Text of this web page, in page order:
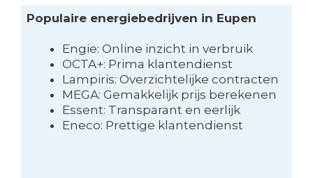
Populaire energiebedrijven in Eupen
Engie: Online inzicht in verbruik
OCTA+: Prima klantendienst
Lampiris: Overzichtelijke contracten
MEGA: Gemakkelijk prijs berekenen
Essent: Transparant en eerlijk
Eneco: Prettige klantendienst